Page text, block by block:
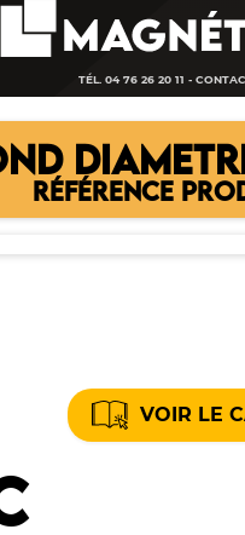
TÉL. 04 76 26 20 11 -
RÉFÉRENCE
VOIR LE